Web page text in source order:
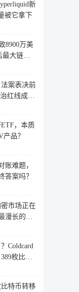
新
被它拿下
8900万美
最大链上
案表决前
红线成最
，本质
产品？
账难题，
答案吗？
市场正在
漫长的退
Coldcard
枚比特
特币转移